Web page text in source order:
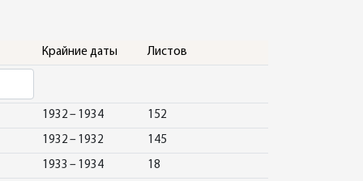
Крайние даты Листов
1932 – 1934 152
1932 – 1932 145
1933 – 1934 18